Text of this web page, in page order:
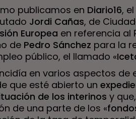
publicamos en Diario16,
Jordi Cañas, de
Europea en referencia al
de Pedro Sánchez para la
público, el llamado «
en varios aspectos de
que esté abierto un
de los interinos y
de una parte de los «